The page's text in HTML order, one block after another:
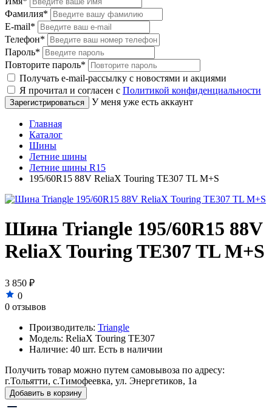
Фамилия*
E-mail*
Телефон*
Пароль*
Повторите пароль*
Получать e-mail-рассылку с новостями и акциями
Я прочитал и согласен с Политикой конфиденциальности
У меня уже есть аккаунт
Главная
Каталог
Шины
Летние шины
Летние шины R15
195/60R15 88V ReliaX Touring TE307 TL M+S
Шина Triangle 195/60R15 88V
ReliaX Touring TE307 TL M+S
3 850 ₽
0
0 отзывов
Производитель: Triangle
Модель: ReliaX Touring TE307
Наличие: 40 шт. Есть в наличии
Получить товар можно путем самовывоза по адресу:
г.Тольятти, с.Тимофеевка, ул. Энергетиков, 1а
Добавить в корзину